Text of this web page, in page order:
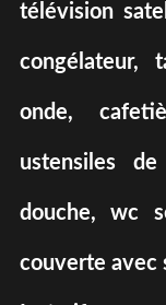
télévision
congélateur,
onde,
ustensiles
douche, wc
couverte avec